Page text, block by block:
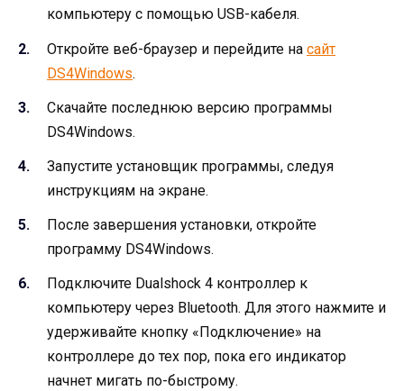
компьютеру с помощью USB-кабеля.
Откройте веб-браузер и перейдите на сайт
DS4Windows.
Скачайте последнюю версию программы
DS4Windows.
Запустите установщик программы, следуя
инструкциям на экране.
После завершения установки, откройте
программу DS4Windows.
Подключите Dualshock 4 контроллер к
компьютеру через Bluetooth. Для этого нажмите и
удерживайте кнопку «Подключение» на
контроллере до тех пор, пока его индикатор
начнет мигать по-быстрому.